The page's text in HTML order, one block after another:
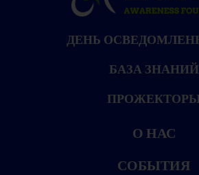
ДЕНЬ
БАЗА ЗНАНИЙ
О НАС
СОБЫТИЯ